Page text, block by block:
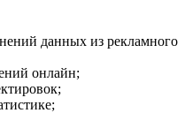
данных из рекламного
онлайн;